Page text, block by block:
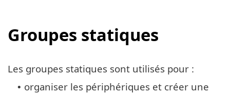
Groupes statiques
Les groupes statiques sont utilisés pour :
• organiser les périphériques et créer une